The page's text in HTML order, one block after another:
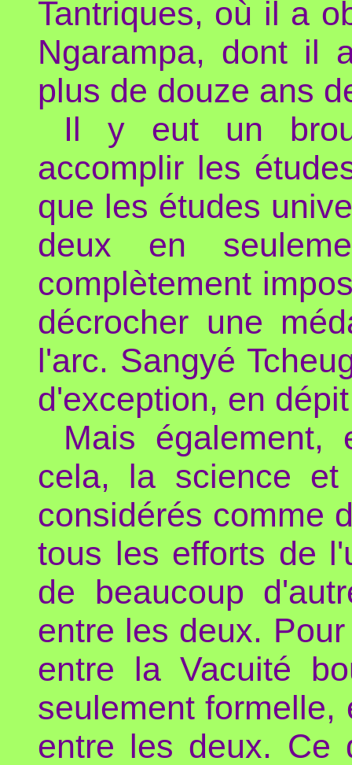
Tantriques, où il a
Ngarampa, dont il
plus de douze ans
Il y eut un
accomplir les
que les études
deux en
complètement
décrocher une
l'arc. Sangyé
d'exception, en
Mais
cela, la science et
considérés comme
tous les efforts de
de beaucoup
entre les deux.
entre la Vacuité
seulement formelle,
entre les deux. Ce